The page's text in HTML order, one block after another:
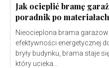
Jak ocieplić bramę
poradnik po
Nieocieplona brama
efektywności energetycznej
bryły budynku, brama staje
który ucieka...